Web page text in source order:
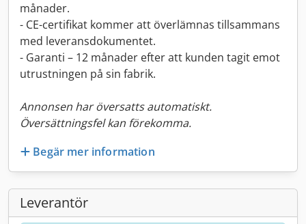
månader.
- CE-certifikat kommer att överlämnas tillsammans
med leveransdokumentet.
- Garanti – 12 månader efter att kunden tagit emot
utrustningen på sin fabrik.
Annonsen har översatts automatiskt.
Översättningsfel kan förekomma.
Begär mer information
Leverantör